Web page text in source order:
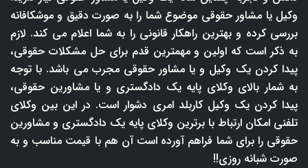
وکیل یا مشاور حقوقی موضوع شما را به صورت دقیق و موشکافانه
بررسی کرده و بهترین راهکار قانونی را به شما اعلام می کند. لازم
به ذکر است که اولین و مهمترین قدم برای حل مشکلات حقوقی،
پیدا کردن یک وکیل و یا مشاور حقوقی مجرب می باشد. با توجه
به شمار بالای وکلای پایه یک دادگستری و یا مشاورین حقوقی،
پیدا کردن یک وکیل کاربلد امری دشوار است. در این بین وکلای
تلفنی امکان ارتباط با برترین وکلای پایه یک دادگستری و مشاورین
حقوقی را برای شما فراهم آورده است آن هم با قیمت مناسب و به
صورت شبانه روزی!!